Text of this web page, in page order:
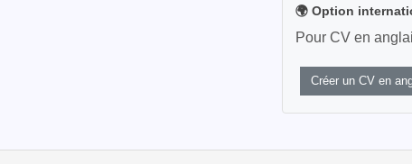
🌍 Option
Pour CV en
Créer un CV en